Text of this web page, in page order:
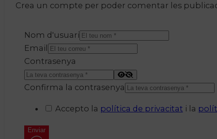
Crea un compte per poder comentar les
Nom d'usuari
Email
Contrasenya
Confirma la contrasenya
Accepto la política de privacitat i la
Enviar